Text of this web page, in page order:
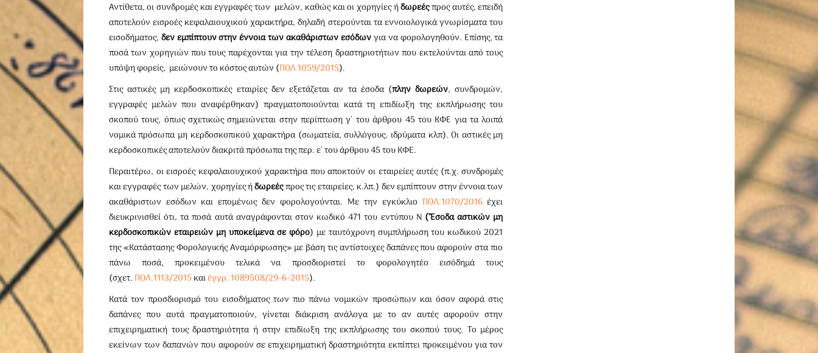
Αντίθετα, οι συνδρομές και εγγραφές των µελών, καθώς και οι χορηγίες ήδωρεέςπρος αυτές, επειδή
αποτελούν εισροές κεφαλαιουχικού χαρακτήρα, δηλαδή στερούνται τα εννοιολογικά γνωρίσματα του
εισοδήματος, δεν εμπίπτουν στην έννοια των ακαθάριστων εσόδωνγια να φορολογηθούν. Επίσης, τα
ποσά των χορηγιών που τους παρέχονται για την τέλεση δραστηριοτήτων που εκτελούνται από τους
υπόψη φορείς, μειώνουν το κόστος αυτών (ΠΟΛ 1059/2015).
Στις αστικές μη κερδοσκοπικές εταιρίες δεν εξετάζεται αν τα έσοδα (πλην δωρεών, συνδρομών,
εγγραφές μελών που αναφέρθηκαν) πραγματοποιούνται κατά τη επιδίωξη της εκπλήρωσης του
σκοπού τους, όπως σχετικώς σημειώνεται στην περίπτωση γ΄ του άρθρου 45 του ΚΦΕ για τα λοιπά
νομικά πρόσωπα μη κερδοσκοπικού χαρακτήρα (σωματεία, συλλόγους, ιδρύματα κλπ). Οι αστικές μη
κερδοσκοπικές αποτελούν διακριτά πρόσωπα της περ. ε΄ του άρθρου 45 του ΚΦΕ.
Περαιτέρω, οι εισροές κεφαλαιουχικού χαρακτήρα που αποκτούν οι εταιρείες αυτές (π.χ. συνδρομές
και εγγραφές των μελών, χορηγίες ήδωρεέςπρος τις εταιρείες, κ.λπ.) δεν εμπίπτουν στην έννοια των
ακαθάριστων εσόδων και επομένως δεν φορολογούνται. Με την εγκύκλιο ΠΟΛ.1070/2016έχει
διευκρινισθεί ότι, τα ποσά αυτά αναγράφονται στον κωδικό 471 του εντύπου Ν (‘Έσοδα αστικών μη
κερδοσκοπικών εταιρειών μη υποκείμενα σε φόρο) με ταυτόχρονη συμπλήρωση του κωδικού 2021
της «Κατάστασης Φορολογικής Αναμόρφωσης» με βάση τις αντίστοιχες δαπάνες που αφορούν στα πιο
πάνω ποσά, προκειμένου τελικά να προσδιοριστεί το φορολογητέο εισόδημά τους
(σχετ. ΠΟΛ.1113/2015 καιέγγρ. 1089508/29-6-2015).
Κατά τον προσδιορισμό του εισοδήματος των πιο πάνω νομικών προσώπων και όσον αφορά στις
δαπάνες που αυτά πραγματοποιούν, γίνεται διάκριση ανάλογα με το αν αυτές αφορούν στην
επιχειρηματική τους δραστηριότητα ή στην επιδίωξη της εκπλήρωσης του σκοπού τους. Το μέρος
εκείνων των δαπανών που αφορούν σε επιχειρηματική δραστηριότητα εκπίπτει προκειμένου για τον